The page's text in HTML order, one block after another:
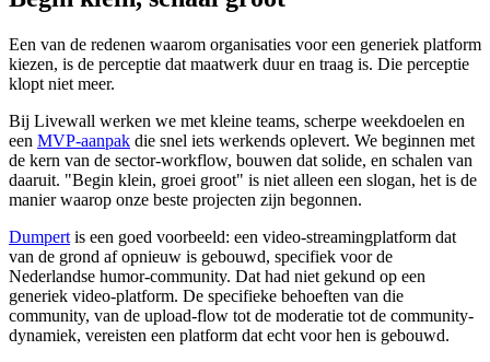
Een van de redenen waarom organisaties voor een generiek platform
kiezen, is de perceptie dat maatwerk duur en traag is. Die perceptie
klopt niet meer.
Bij Livewall werken we met kleine teams, scherpe weekdoelen en
een MVP-aanpak die snel iets werkends oplevert. We beginnen met
de kern van de sector-workflow, bouwen dat solide, en schalen van
daaruit. "Begin klein, groei groot" is niet alleen een slogan, het is de
manier waarop onze beste projecten zijn begonnen.
Dumpert is een goed voorbeeld: een video-streamingplatform dat
van de grond af opnieuw is gebouwd, specifiek voor de
Nederlandse humor-community. Dat had niet gekund op een
generiek video-platform. De specifieke behoeften van die
community, van de upload-flow tot de moderatie tot de community-
dynamiek, vereisten een platform dat echt voor hen is gebouwd.